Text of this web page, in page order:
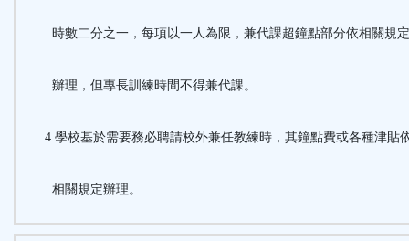
時數二分之一，每項以一人為限，兼代課超鐘點部分依相關規定
辦理，但專長訓練時間不得兼代課。
4.學校基於需要務必聘請校外兼任教練時，其鐘點費或各種津貼
相關規定辦理。